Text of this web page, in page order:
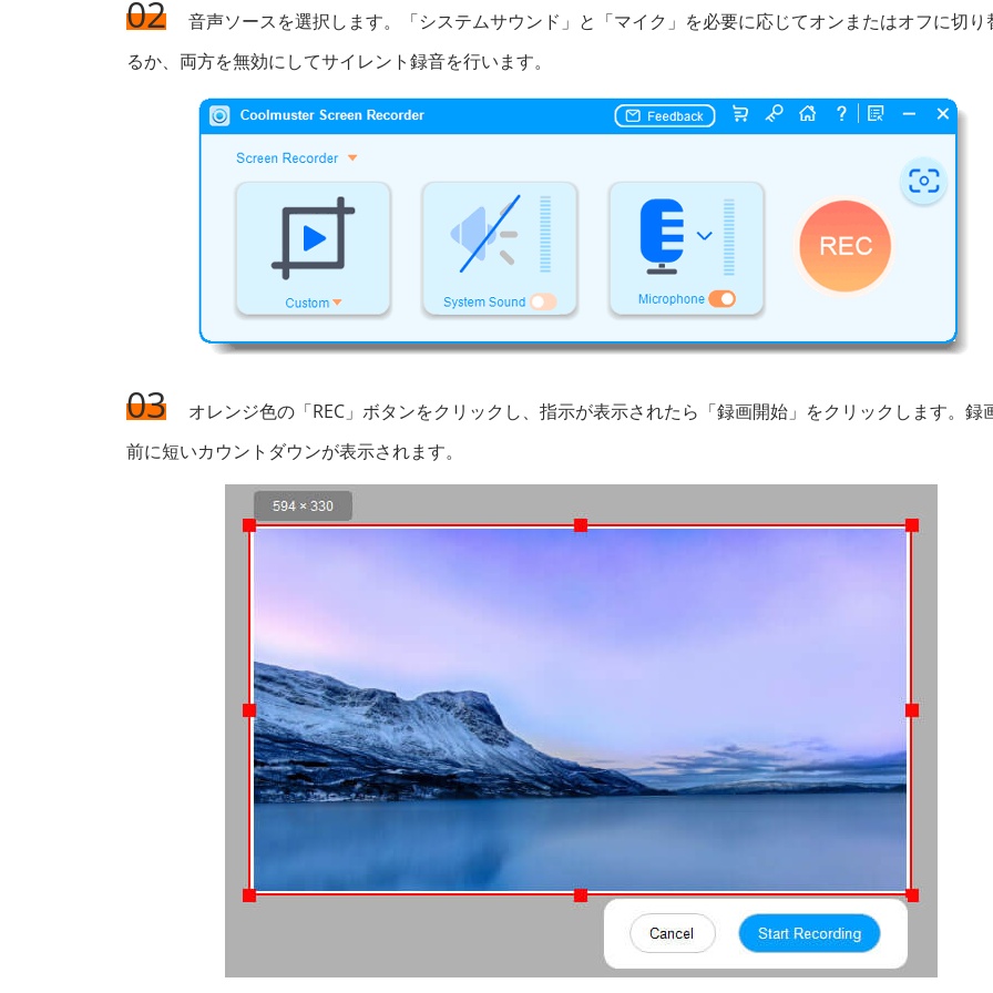
02
音声ソースを選択します。「システムサウンド」と「マイク」を必要に応じてオンまたはオフに切り
るか、両方を無効にしてサイレント録音を行います。
03
オレンジ色の「REC」ボタンをクリックし、指示が​​表示されたら「録画開始」をクリックします。録
前に短いカウントダウンが表示されます。